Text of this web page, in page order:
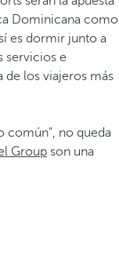
Dominicana como
es dormir junto a
servicios e
de los viajeros más
común", no queda
Group son una